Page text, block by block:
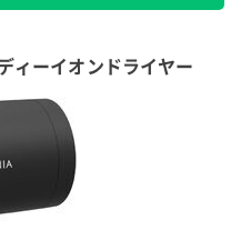
ィーイオンドライヤー